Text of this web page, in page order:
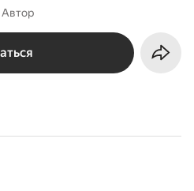
Автор